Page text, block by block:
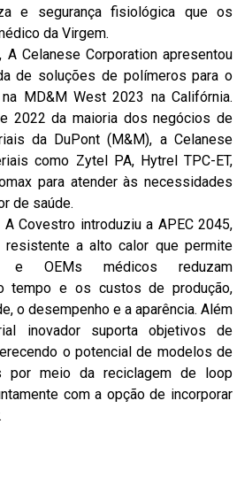
e segurança fisiológica que os
da Virgem.
, A Celanese Corporation apresentou
de soluções de polímeros para o
MD&M West 2023 na Califórnia.
2022 da maioria dos negócios de
da DuPont (M&M), a Celanese
como Zytel PA, Hytrel TPC-ET,
para atender às necessidades
de saúde.
A Covestro introduziu a APEC 2045,
resistente a alto calor que permite
e OEMs médicos reduzam
tempo e os custos de produção,
o desempenho e a aparência. Além
inovador suporta objetivos de
o potencial de modelos de
por meio da reciclagem de loop
com a opção de incorporar